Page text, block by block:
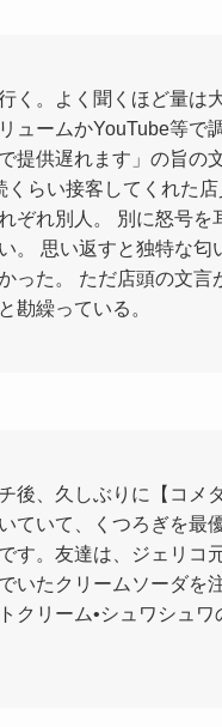
く。よく聞くほど量は
ュームかYouTube等で
提供遅れます」の旨の
くらい接客してくれた
ぞれ別人。 別に怒号
。 思い返すと独特な匂
った。 ただ店頭の文言
勘繰っている。
後、久しぶりに【コメ
ていて、くつろぎを最
す。友達は、ジェリコ
いたクリームソーダを
クリーム•シュワシュ